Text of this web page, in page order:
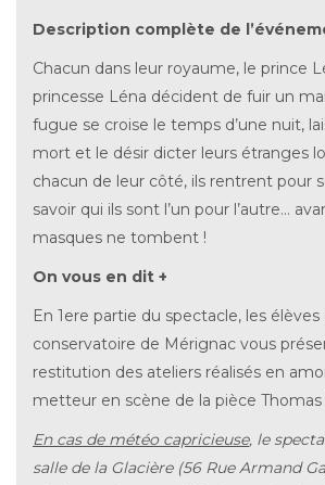
Description complète de
Chacun dans leur royaume, le prince
princesse Léna décident de fuir un
fugue se croise le temps d’une nuit,
mort et le désir dicter leurs étranges
chacun de leur côté, ils rentrent pour
savoir qui ils sont l’un pour l’autre…
masques ne tombent !
On vous en dit +
En 1ere partie du spectacle, les
conservatoire de Mérignac vous
restitution des ateliers réalisés en
metteur en scène de la pièce Thomas
En cas de météo capricieuse, le
salle de la Glacière (56 Rue Armand